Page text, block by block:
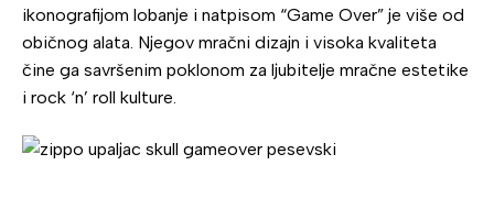
ikonografijom lobanje i natpisom “Game Over” je više od
običnog alata. Njegov mračni dizajn i visoka kvaliteta
čine ga savršenim poklonom za ljubitelje mračne estetike
i rock ‘n’ roll kulture.